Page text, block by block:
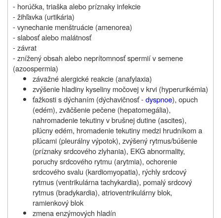
- horúčka, triaška alebo príznaky infekcie
- žihľavka (urtikária)
- vynechanie menštruácie (amenorea)
- slabosť alebo malátnosť
- závrat
- znížený obsah alebo neprítomnosť spermií v semene
(azoospermia)
závažné alergické reakcie (anafylaxia)
zvýšenie hladiny kyseliny močovej v krvi (hyperurikémia)
ťažkosti s dýchaním (dýchavičnosť -dyspnoe), opuch
(edém), zväčšenie pečene (hepatomegália),
nahromadenie tekutiny v brušnej dutine (ascites),
pľúcny edém, hromadenie tekutiny medzi hrudníkom a
pľúcami (pleurálny výpotok), zvýšený rytmus/búšenie
(príznaky srdcového zlyhania), EKG abnormality,
poruchy srdcového rytmu (arytmia), ochorenie
srdcového svalu (kardiomyopatia), rýchly srdcový
rytmus (ventrikulárna tachykardia), pomalý srdcový
rytmus (bradykardia), atrioventrikulárny blok,
ramienkový blok
zmena enzýmových hladín